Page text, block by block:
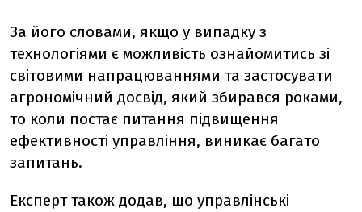
За його словами, якщо у випадку з
технологіями є можливість ознайомитись зі
світовими напрацюваннями та застосувати
агрономічний досвід, який збирався роками,
то коли постає питання підвищення
ефективності управління, виникає багато
запитань.
Експерт також додав, що управлінські